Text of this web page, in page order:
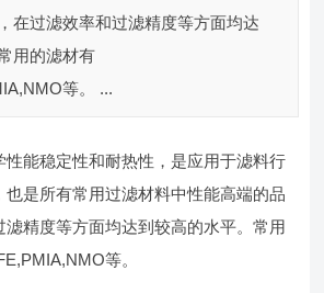
在过滤效率和过滤精度等方面均达
用的滤材有
等。 ...
性能稳定性和耐热性，是应用于滤料行
也是所有常用过滤材料中性能高端的品
滤精度等方面均达到较高的水平。常用
等。